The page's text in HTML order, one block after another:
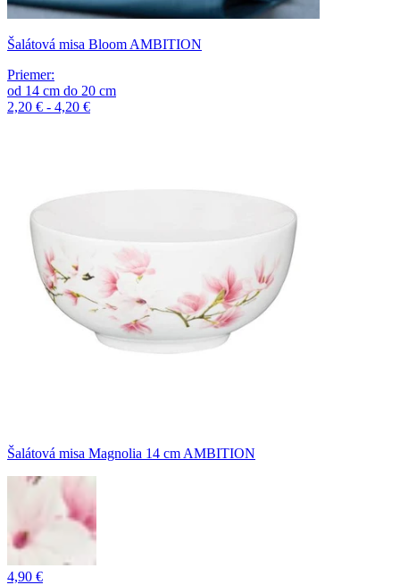
Šalátová misa Bloom AMBITION
Priemer:
od 14 cm do 20 cm
2,20 € - 4,20 €
Šalátová misa Magnolia 14 cm AMBITION
4,90 €